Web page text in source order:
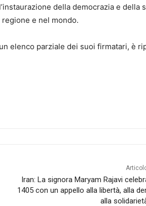
della democrazia e della
e nel mondo.
elenco parziale dei suoi firmatari, è
Iran: La signora Maryam Rajavi
1405 con un appello alla libertà, alla
alla